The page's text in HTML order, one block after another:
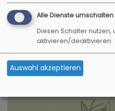
So, 6.12. 18 Uhr
Chosen 5. Staffel
4. Folge
Jochen Fichtelmann
Alle Dienste umschalten
Diesen Schalter nutzen,
aktivieren/deaktivieren.
Auswahl akzeptieren